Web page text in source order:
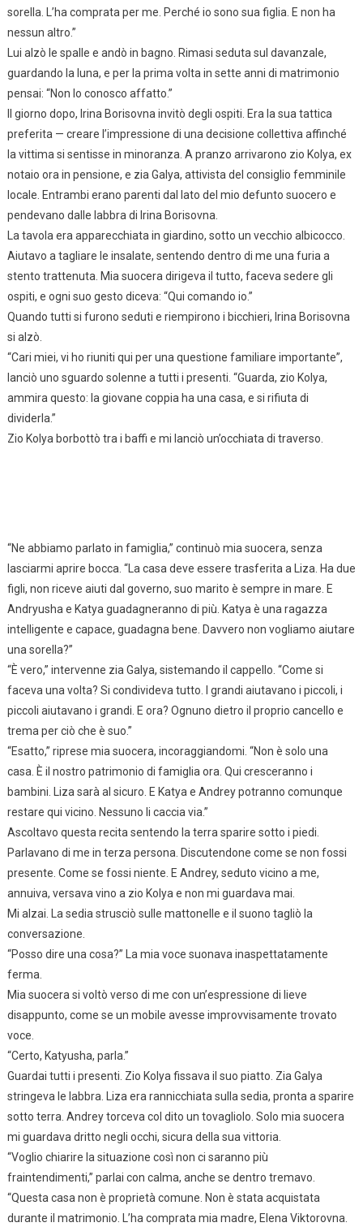
sorella. L’ha comprata per me. Perché io sono sua figlia. E non ha
nessun altro.”
Lui alzò le spalle e andò in bagno. Rimasi seduta sul davanzale,
guardando la luna, e per la prima volta in sette anni di matrimonio
pensai: “Non lo conosco affatto.”
Il giorno dopo, Irina Borisovna invitò degli ospiti. Era la sua tattica
preferita — creare l’impressione di una decisione collettiva affinché
la vittima si sentisse in minoranza. A pranzo arrivarono zio Kolya, ex
notaio ora in pensione, e zia Galya, attivista del consiglio femminile
locale. Entrambi erano parenti dal lato del mio defunto suocero e
pendevano dalle labbra di Irina Borisovna.
La tavola era apparecchiata in giardino, sotto un vecchio albicocco.
Aiutavo a tagliare le insalate, sentendo dentro di me una furia a
stento trattenuta. Mia suocera dirigeva il tutto, faceva sedere gli
ospiti, e ogni suo gesto diceva: “Qui comando io.”
Quando tutti si furono seduti e riempirono i bicchieri, Irina Borisovna
si alzò.
“Cari miei, vi ho riuniti qui per una questione familiare importante”,
lanciò uno sguardo solenne a tutti i presenti. “Guarda, zio Kolya,
ammira questo: la giovane coppia ha una casa, e si rifiuta di
dividerla.”
Zio Kolya borbottò tra i baffi e mi lanciò un’occhiata di traverso.
“Ne abbiamo parlato in famiglia,” continuò mia suocera, senza
lasciarmi aprire bocca. “La casa deve essere trasferita a Liza. Ha due
figli, non riceve aiuti dal governo, suo marito è sempre in mare. E
Andryusha e Katya guadagneranno di più. Katya è una ragazza
intelligente e capace, guadagna bene. Davvero non vogliamo aiutare
una sorella?”
“È vero,” intervenne zia Galya, sistemando il cappello. “Come si
faceva una volta? Si condivideva tutto. I grandi aiutavano i piccoli, i
piccoli aiutavano i grandi. E ora? Ognuno dietro il proprio cancello e
trema per ciò che è suo.”
“Esatto,” riprese mia suocera, incoraggiandomi. “Non è solo una
casa. È il nostro patrimonio di famiglia ora. Qui cresceranno i
bambini. Liza sarà al sicuro. E Katya e Andrey potranno comunque
restare qui vicino. Nessuno li caccia via.”
Ascoltavo questa recita sentendo la terra sparire sotto i piedi.
Parlavano di me in terza persona. Discutendone come se non fossi
presente. Come se fossi niente. E Andrey, seduto vicino a me,
annuiva, versava vino a zio Kolya e non mi guardava mai.
Mi alzai. La sedia strusciò sulle mattonelle e il suono tagliò la
conversazione.
“Posso dire una cosa?” La mia voce suonava inaspettatamente
ferma.
Mia suocera si voltò verso di me con un’espressione di lieve
disappunto, come se un mobile avesse improvvisamente trovato
voce.
“Certo, Katyusha, parla.”
Guardai tutti i presenti. Zio Kolya fissava il suo piatto. Zia Galya
stringeva le labbra. Liza era rannicchiata sulla sedia, pronta a sparire
sotto terra. Andrey torceva col dito un tovagliolo. Solo mia suocera
mi guardava dritto negli occhi, sicura della sua vittoria.
“Voglio chiarire la situazione così non ci saranno più
fraintendimenti,” parlai con calma, anche se dentro tremavo.
“Questa casa non è proprietà comune. Non è stata acquistata
durante il matrimonio. L’ha comprata mia madre, Elena Viktorovna.